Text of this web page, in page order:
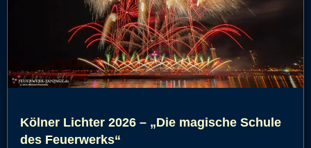
Kölner Lichter 2026 – „Die magische Schule
des Feuerwerks“